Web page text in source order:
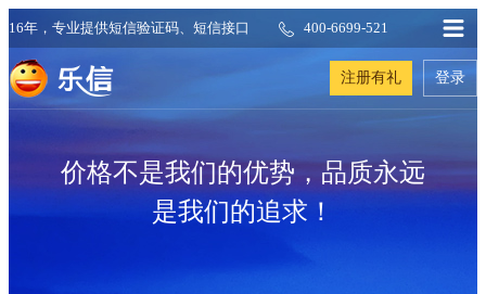
16年，专业提供短信验证码、短信接口 400-6699-521
注册有礼 登录
价格不是我们的优势，品质永远
是我们的追求！